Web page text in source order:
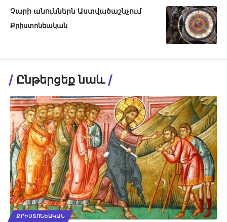
Չարի անուններն Աստվածաշնչում
Քրիստոնեական
Ընթերցեք նաև
ՔՐԻՍՏՈՆԵԱԿԱՆ